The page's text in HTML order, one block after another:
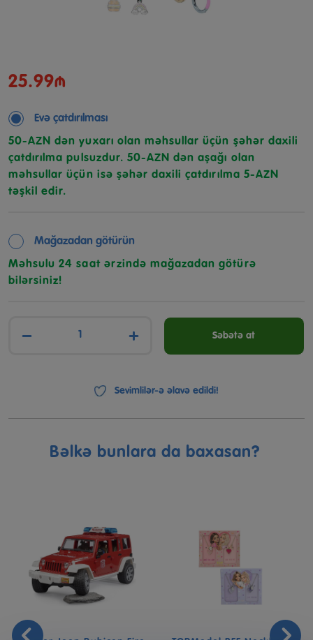
25.99₼
Evə çatdırılması
50-AZN dən yuxarı olan məhsullar üçün şəhər daxili
çatdırılma pulsuzdur. 50-AZN dən aşağı olan
məhsullar üçün isə şəhər daxili çatdırılma 5-AZN
təşkil edir.
Mağazadan götürün
Məhsulu 24 saat ərzində mağazadan götürə
bilərsiniz!
− + Səbətə at
Sevimlilər-ə əlavə edildi!
Bəlkə bunlara da baxasan?